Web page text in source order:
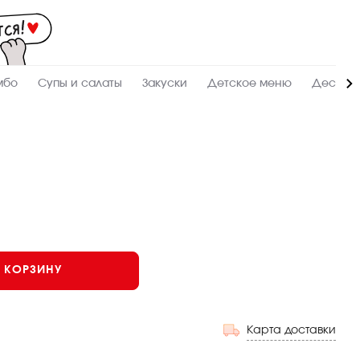
Супы и салаты Закуски Детское меню
КОРЗИНУ
Карта доставки